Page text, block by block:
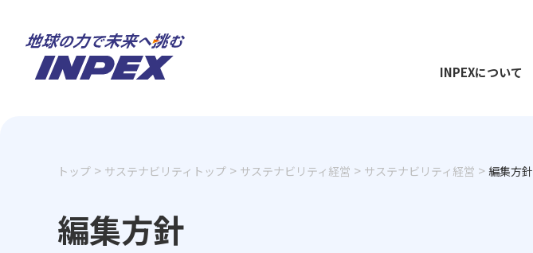
INPEXについて
トップ サステナビリティトップ サステナビリティ経営 サステナビリティ経営 編集方針
編集方針